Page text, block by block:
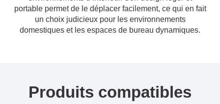
portable permet de le déplacer facilement, ce qui en fait
un choix judicieux pour les environnements
domestiques et les espaces de bureau dynamiques.
Produits compatibles